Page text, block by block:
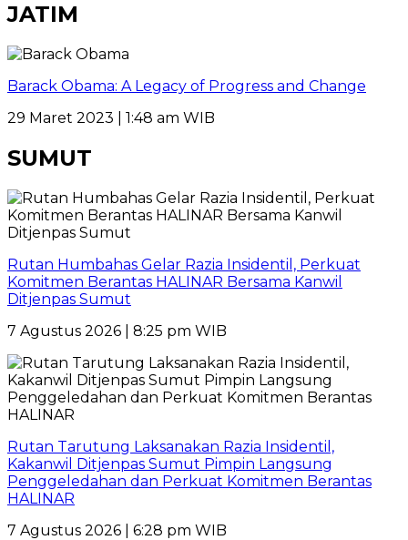
JATIM
Barack Obama: A Legacy of Progress and Change
29 Maret 2023 | 1:48 am WIB
SUMUT
Rutan Humbahas Gelar Razia Insidentil, Perkuat
Komitmen Berantas HALINAR Bersama Kanwil
Ditjenpas Sumut
7 Agustus 2026 | 8:25 pm WIB
Rutan Tarutung Laksanakan Razia Insidentil,
Kakanwil Ditjenpas Sumut Pimpin Langsung
Penggeledahan dan Perkuat Komitmen Berantas
HALINAR
7 Agustus 2026 | 6:28 pm WIB